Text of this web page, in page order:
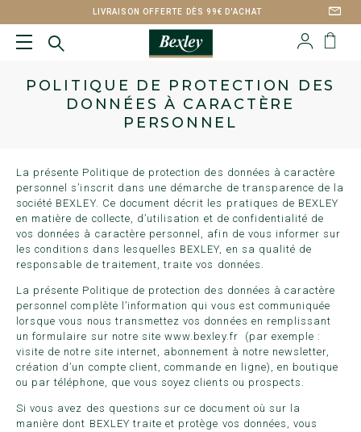
LIVRAISON OFFERTE DÈS 99€ D'ACHAT
POLITIQUE DE PROTECTION DES
DONNÉES À CARACTÈRE
PERSONNEL
La présente Politique de protection des données à caractère
personnel s’inscrit dans une démarche de transparence de la
société BEXLEY. Ce document décrit les pratiques de BEXLEY
en matière de collecte, d’utilisation et de confidentialité de
vos données à caractère personnel, afin de vous informer sur
les conditions dans lesquelles BEXLEY, en sa qualité de
responsable de traitement, traite vos données.
La présente Politique de protection des données à caractère
personnel complète l’information qui vous est communiquée
lorsque vous nous transmettez vos données en remplissant
un formulaire sur notre sitewww.bexley.fr (par exemple :
visite de notre site internet, abonnement à notre newsletter,
création d’un compte client, commande en ligne), en boutique
ou par téléphone, que vous soyez clients ou prospects.
Si vous avez des questions sur ce document où sur la
manière dont BEXLEY traite et protège vos données, vous